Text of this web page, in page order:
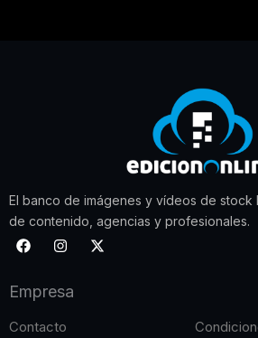
El banco de imágenes y vídeos de
de contenido, agencias y profesionales.
F
a
b
o
I
n
a
r
X
-
Empresa
Contacto